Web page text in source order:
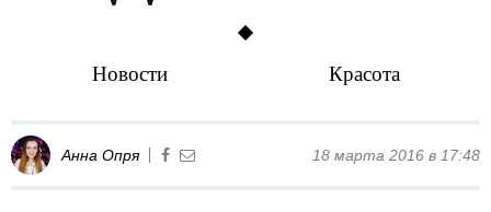
Новости Красота
Анна Опря 18 марта 2016 в 17:48